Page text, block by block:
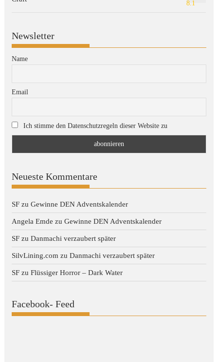
8.1
Newsletter
Name
Email
Ich stimme den Datenschutzregeln dieser Website zu
Neueste Kommentare
SF zuGewinne DEN Adventskalender
Angela Emde zuGewinne DEN Adventskalender
SF zuDanmachi verzaubert später
SilvLining.com zuDanmachi verzaubert später
SF zuFlüssiger Horror – Dark Water
Facebook- Feed